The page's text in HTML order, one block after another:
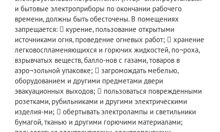
и бытовые электроприборы по окончании рабочего
времени, должны быть обесточены. В помещениях
запрещается:  курение, пользование открытыми
источниками огня, проведение огневых работ;  хранение
легковоспламеняющихся и горючих жидкостей, по¬роха,
взрывчатых веществ, балло-нов с газами, товаров в
аэро¬зольной упаковке;  загромождать мебелью,
оборудованием и другими предметами двери
эвакуационных выходов;  пользоваться поврежденными
розетками, рубильниками и другими электрическими
изделия-ми;  обертывать электролампы и светильники
бумагой, тканью и другими горючими материалами;